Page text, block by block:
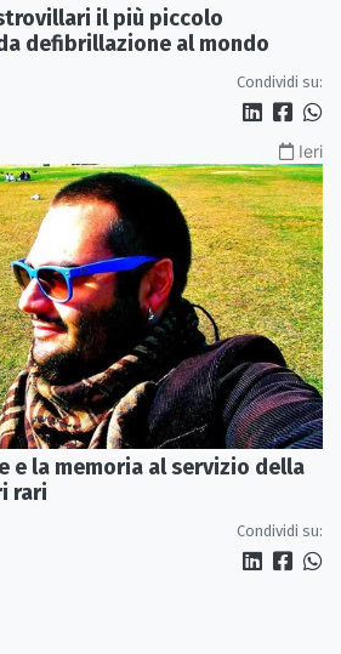
il più piccolo
defibrillazione al mondo
Condividi su:
Ieri
e la memoria al servizio della
rari
Condividi su: